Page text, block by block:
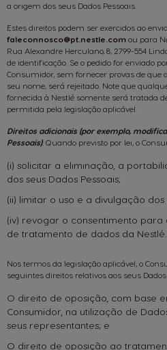
a origem dos seus Dados Pessoais.
Estes direitos podem ser exercidos ao
faleconnosco@pt.nestle.com ou para
Rua Alexandre Herculano, 8, 2799-554
de identificação. Se o pedido for enviado
Consumidor, sem fornecer provas de que
seu nome, será rejeitado. Note que
fornecida à Nestlé somente será tratada
permitida pela legislação aplicável.
Direitos adicionais (por exemplo,
Pessoais). Quando previsto por lei, o
(i) solicitar a eliminação, a
dos seus Dados Pessoais;
(ii) limitar o uso e a divulgação dos
(iv) revogar o consentimento
de tratamento de dados da Nestlé.
Nos termos da legislação aplicável, o
seguintes direitos relativos aos seus Dados
O direito de oposição, com base
Consumidor, na utilização de
seus representantes; e
O direito de oposição ao